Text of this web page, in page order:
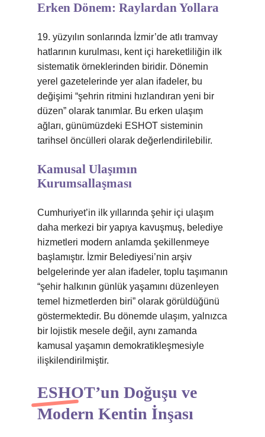
Erken Dönem: Raylardan Yollara
19. yüzyılın sonlarında İzmir’de atlı tramvay
hatlarının kurulması, kent içi hareketliliğin ilk
sistematik örneklerinden biridir. Dönemin
yerel gazetelerinde yer alan ifadeler, bu
değişimi “şehrin ritmini hızlandıran yeni bir
düzen” olarak tanımlar. Bu erken ulaşım
ağları, günümüzdeki ESHOT sisteminin
tarihsel öncülleri olarak değerlendirilebilir.
Kamusal Ulaşımın
Kurumsallaşması
Cumhuriyet’in ilk yıllarında şehir içi ulaşım
daha merkezi bir yapıya kavuşmuş, belediye
hizmetleri modern anlamda şekillenmeye
başlamıştır. İzmir Belediyesi’nin arşiv
belgelerinde yer alan ifadeler, toplu taşımanın
“şehir halkının günlük yaşamını düzenleyen
temel hizmetlerden biri” olarak görüldüğünü
göstermektedir. Bu dönemde ulaşım, yalnızca
bir lojistik mesele değil, aynı zamanda
kamusal yaşamın demokratikleşmesiyle
ilişkilendirilmiştir.
ESHOT’un Doğuşu ve
Modern Kentin İnşası